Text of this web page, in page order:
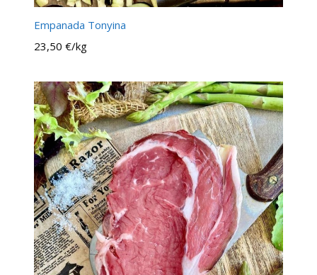
Empanada Tonyina
23,50 €/kg